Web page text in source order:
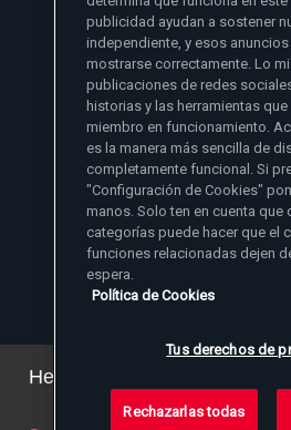
Sitios de noticias EWTN
Aci Prensa
ChurchPOP
Afiliados
English
España
Polska
Magyar
Más información
Madre Angelica
Sala de Prensa
Contacto
1-800-447-3986
EIN: 63-0801391
Hemos actualizado nuestra
Puede ver los
publicidad ayudan a sostener
independiente, y esos
mostrarse correctamente. Lo
publicaciones de redes
historias y las herramientas
miembro en funcionamiento.
es la manera más sencilla de
completamente funcional. Si
"Configuración de Cookies"
manos. Solo ten en cuenta que
categorías puede hacer que el
funciones relacionadas dejen
espera.
Política de Cookies
Tus derechos de
Rechazarlas todas